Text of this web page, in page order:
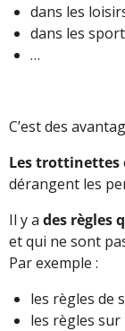
dans les
dans les
…
C’est des
Les trottinettes
dérangent les
Il y a des règles
et qui ne sont
Par exemple :
les règles de
les règles sur